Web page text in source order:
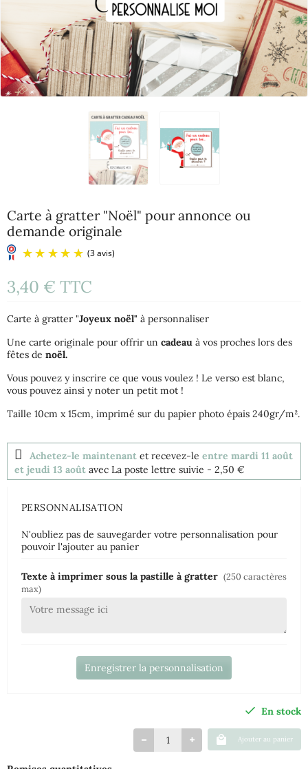
Carte à gratter "Noël" pour annonce ou
demande originale
(3 avis)
3,40 € TTC
Carte à gratter "Joyeux noël" à personnaliser
Une carte originale pour offrir un cadeau à vos proches lors des
fêtes de noël.
Vous pouvez y inscrire ce que vous voulez ! Le verso est blanc,
vous pouvez ainsi y noter un petit mot !
Taille 10cm x 15cm, imprimé sur du papier photo épais 240gr/m².
Achetez-le maintenant et recevez-le entre mardi 11 août
et jeudi 13 août avec La poste lettre suivie - 2,50 €
PERSONNALISATION
N'oubliez pas de sauvegarder votre personnalisation pour
pouvoir l'ajouter au panier
Texte à imprimer sous la pastille à gratter (250 caractères
max)
Enregistrer la personnalisation
En stock
Ajouter au panier